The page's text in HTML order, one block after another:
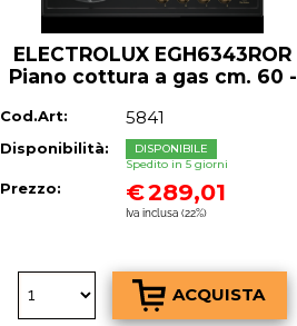
ELECTROLUX EGH6343ROR
Piano cottura a gas cm. 60 -
Cod.Art: 5841
Disponibilità:
DISPONIBILE
Spedito in 5 giorni
Prezzo: €289,01
Iva inclusa (22%)